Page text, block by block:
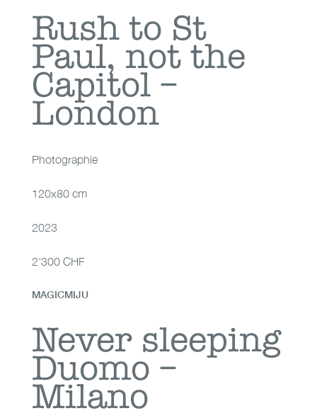
Rush to St Paul, not
the Capitol – London
Rush to St
Paul, not the
Capitol –
London
Photographie
120x80 cm
2023
2'300 CHF
Never sleeping
Duomo – Milano
MAGICMIJU
Never sleeping
Duomo –
Milano